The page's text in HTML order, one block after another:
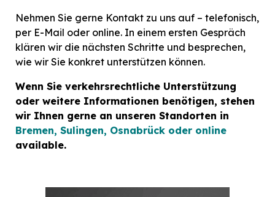
Nehmen Sie gerne Kontakt zu uns auf – telefonisch,
per E-Mail oder online. In einem ersten Gespräch
klären wir die nächsten Schritte und besprechen,
wie wir Sie konkret unterstützen können.
Wenn Sie verkehrsrechtliche Unterstützung
oder weitere Informationen benötigen, stehen
wir Ihnen gerne an unseren Standorten in
Bremen, Sulingen, Osnabrück oder online
available.